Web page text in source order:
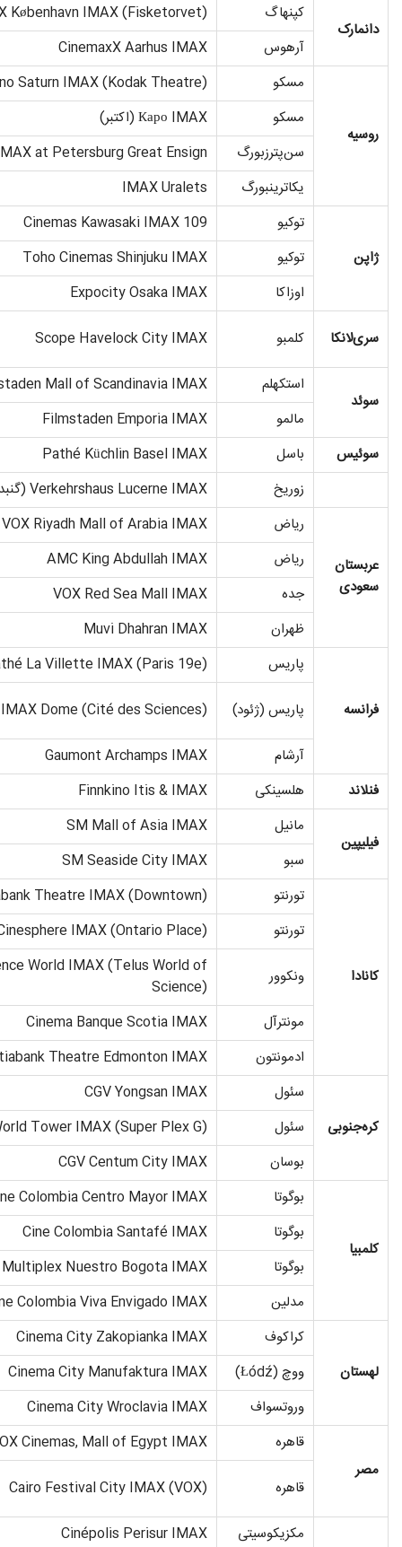
دانمارک
کپنهاگ
København IMAX (Fisketorvet)
آرهوس
CinemaxX Aarhus IMAX
روسیه
مسکو
Saturn IMAX (Kodak Theatre)
مسکو
Каро IMAX (اکتبر)
سن‌پترزبورگ
at Petersburg Great Ensign
یکاترینبورگ
IMAX Uralets
ژاپن
توکیو
109 Cinemas Kawasaki IMAX
توکیو
Toho Cinemas Shinjuku IMAX
اوزاکا
Expocity Osaka IMAX
سری‌لانکا کلمبو Scope Havelock City IMAX
سوئد
استکهلم
Mall of Scandinavia IMAX
مالمو
Filmstaden Emporia IMAX
سوئیس
باسل
Pathé Küchlin Basel IMAX
زوریخ
Verkehrshaus Lucerne IMAX (گنبد)
عربستان
سعودی
ریاض
VOX Riyadh Mall of Arabia IMAX
ریاض
AMC King Abdullah IMAX
جده
VOX Red Sea Mall IMAX
ظهران
Muvi Dhahran IMAX
فرانسه
پاریس La Villette IMAX (Paris 19e)
پاریس (ژئود) Dome (Cité des Sciences)
آرشام
Gaumont Archamps IMAX
فنلاند
هلسینکی Finnkino Itis & IMAX
فیلیپین
مانیل
SM Mall of Asia IMAX
سبو
SM Seaside City IMAX
کانادا
تورنتو
Theatre IMAX (Downtown)
تورنتو
IMAX (Ontario Place)
ونکوور
World IMAX (Telus World of
Science)
مونترآل
Cinema Banque Scotia IMAX
ادمونتون
Theatre Edmonton IMAX
کره‌جنوبی
سئول
CGV Yongsan IMAX
سئول
Tower IMAX (Super Plex G)
بوسان
CGV Centum City IMAX
کلمبیا
بوگوتا
Colombia Centro Mayor IMAX
بوگوتا
Cine Colombia Santafé IMAX
بوگوتا
Multiplex Nuestro Bogota IMAX
مدلین
Colombia Viva Envigado IMAX
لهستان
کراکوف
Cinema City Zakopianka IMAX
ووچ (Łódź)
Cinema City Manufaktura IMAX
وروتسواف
Cinema City Wroclavia IMAX
مصر
قاهره Cinemas, Mall of Egypt IMAX
قاهره Cairo Festival City IMAX (VOX)
مکزیکوسیتی
Cinépolis Perisur IMAX